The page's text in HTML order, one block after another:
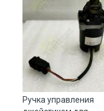
Ручка управления